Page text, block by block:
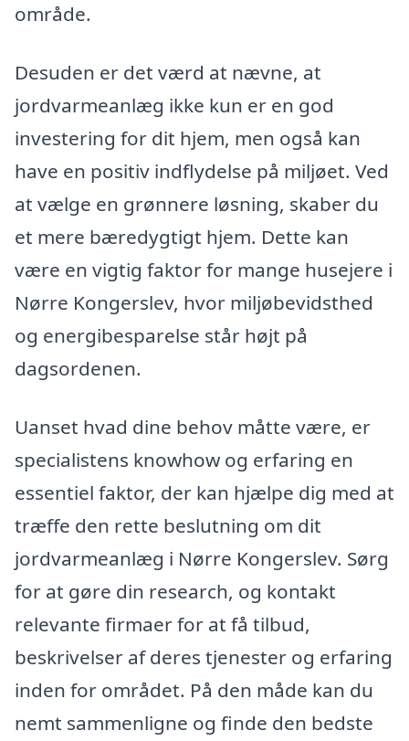
område.
Desuden er det værd at nævne, at
jordvarmeanlæg ikke kun er en god
investering for dit hjem, men også kan
have en positiv indflydelse på miljøet. Ved
at vælge en grønnere løsning, skaber du
et mere bæredygtigt hjem. Dette kan
være en vigtig faktor for mange husejere i
Nørre Kongerslev, hvor miljøbevidsthed
og energibesparelse står højt på
dagsordenen.
Uanset hvad dine behov måtte være, er
specialistens knowhow og erfaring en
essentiel faktor, der kan hjælpe dig med at
træffe den rette beslutning om dit
jordvarmeanlæg i Nørre Kongerslev. Sørg
for at gøre din research, og kontakt
relevante firmaer for at få tilbud,
beskrivelser af deres tjenester og erfaring
inden for området. På den måde kan du
nemt sammenligne og finde den bedste